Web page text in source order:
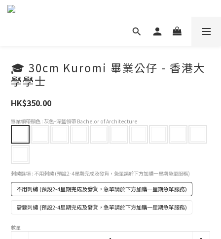
🎓 30cm Kuromi 畢業公仔 - 香港大
學學士
HK$350.00
畢業領帶顏色 : 灰色+深藍領帶 Bachelor of Architecture
刺繡選項 : 不用刺繡 (預設2-4星期完成及發貨，急單請於下方加購一星期急單服務)
不用刺繡 (預設2-4星期完成及發貨，急單請於下方加購一星期急單服務)
需要刺繡 (預設2-4星期完成及發貨，急單請於下方加購一星期急單服務)
數量